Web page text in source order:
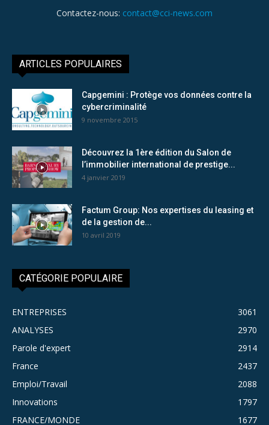
Contactez-nous: contact@cci-news.com
ARTICLES POPULAIRES
Capgemini : Protège vos données contre la
cybercriminalité
9 novembre 2015
Découvrez la 1ère édition du Salon de
l’immobilier international de prestige...
4 janvier 2019
Factum Group: Nos expertises du leasing et
de la gestion de...
10 avril 2019
CATÉGORIE POPULAIRE
ENTREPRISES
3061
ANALYSES
2970
Parole d'expert
2914
France
2437
Emploi/Travail
2088
Innovations
1797
FRANCE/MONDE
1677